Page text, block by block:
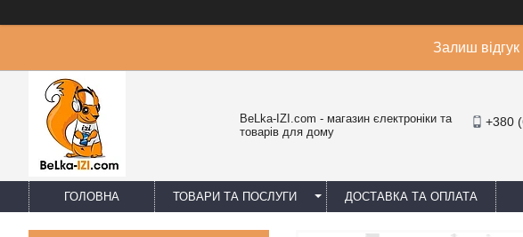
Залиш
BeLka-IZI.com - магазин єлектроніки та
товарів для дому
+380
ГОЛОВНА ТОВАРИ ТА ПОСЛУГИ ДОСТАВКА ТА ОПЛАТА